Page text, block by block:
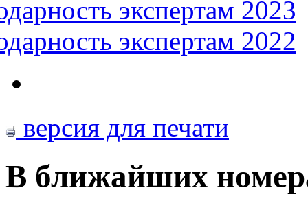
экспертам 2023
экспертам 2022
версия для печати
В ближайших